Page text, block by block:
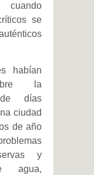
se
habían
la
días
ciudad
de año
y
agua,